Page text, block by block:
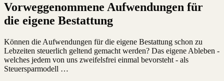
Vorweggenommene Aufwendungen für
die eigene Bestattung
Können die Aufwendungen für die eigene Bestattung schon zu
Lebzeiten steuerlich geltend gemacht werden? Das eigene Ableben -
welches jedem von uns zweifelsfrei einmal bevorsteht - als
Steuersparmodell …